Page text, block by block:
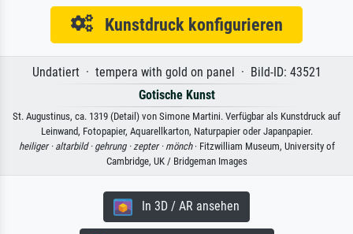
Kunstdruck konfigurieren
Undatiert · tempera with gold on panel · Bild-ID: 43521
Gotische Kunst
St. Augustinus, ca. 1319 (Detail) von Simone Martini. Verfügbar als Kunstdruck auf
Leinwand, Fotopapier, Aquarellkarton, Naturpapier oder Japanpapier.
heiliger · altarbild · gehrung ·zepter · mönch· Fitzwilliam Museum, University of
Cambridge, UK / Bridgeman Images
In 3D / AR ansehen